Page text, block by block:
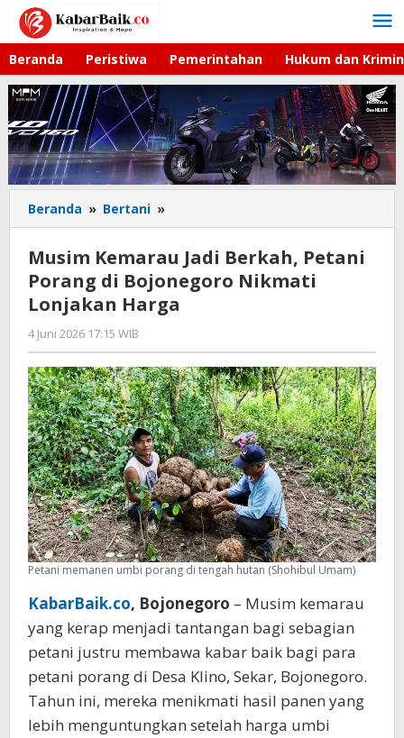
Lewati
konten
Beranda Peristiwa Pemerintahan Hukum dan
Beranda » Bertani »
Kemarau
Berkah,
Petani
Porang
Lonjakan
Harga
Musim Kemarau Jadi Berkah, Petani
Porang di Bojonegoro Nikmati
Lonjakan Harga
4 Juni 2026 17:15 WIB
Imam
WD
Petani memanen umbi porang di tengah hutan (Shohibul Umam)
KabarBaik.co, Bojonegoro – Musim kemarau
yang kerap menjadi tantangan bagi sebagian
petani justru membawa kabar baik bagi para
petani porang di Desa Klino, Sekar, Bojonegoro.
Tahun ini, mereka menikmati hasil panen yang
lebih menguntungkan setelah harga umbi